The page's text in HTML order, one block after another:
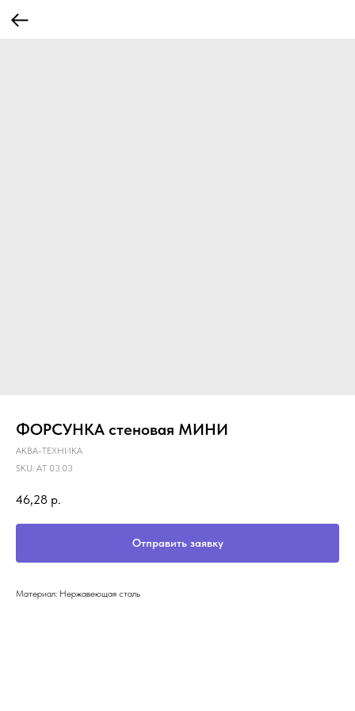
ФОРСУНКА стеновая МИНИ
АКВА-ТЕХНИКА
SKU: АТ 03.03
46,28 р.
Отправить заявку
Материал: Нержавеющая сталь